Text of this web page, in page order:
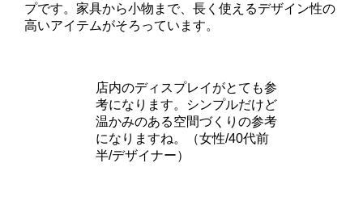
プです。家具から小物まで、長く使えるデザイン性の
高いアイテムがそろっています。
店内のディスプレイがとても参
考になります。シンプルだけど
温かみのある空間づくりの参考
になりますね。（女性/40代前
半/デザイナー）